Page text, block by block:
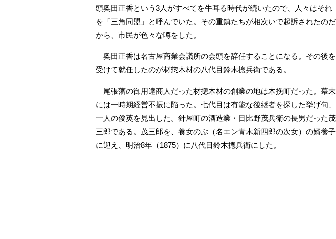
頭奥田正香という3人がすべてを牛耳る時代が続いたので、人々はそれ
を「三角同盟」と呼んでいた。その重鎮たちが相次いで起訴されたのだ
から、市民が色々な噂をした。
奥田正香は名古屋商業会議所の会頭を辞任することになる。その後を
受けて就任したのが材惣木材の八代目鈴木摠兵衛である。
尾張藩の御用達商人だった材摠木材の創業の地は木挽町だった。幕末
には一時期経営不振に陥った。七代目は有能な後継者を探した挙げ句、
一人の俊英を見出した。針屋町の酒造業・日比野茂兵衛の長男だった茂
三郎である。茂三郎を、養女のぶ（名エン青木新四郎の次女）の婿養子
に迎え、明治8年（1875）に八代目鈴木摠兵衛にした。